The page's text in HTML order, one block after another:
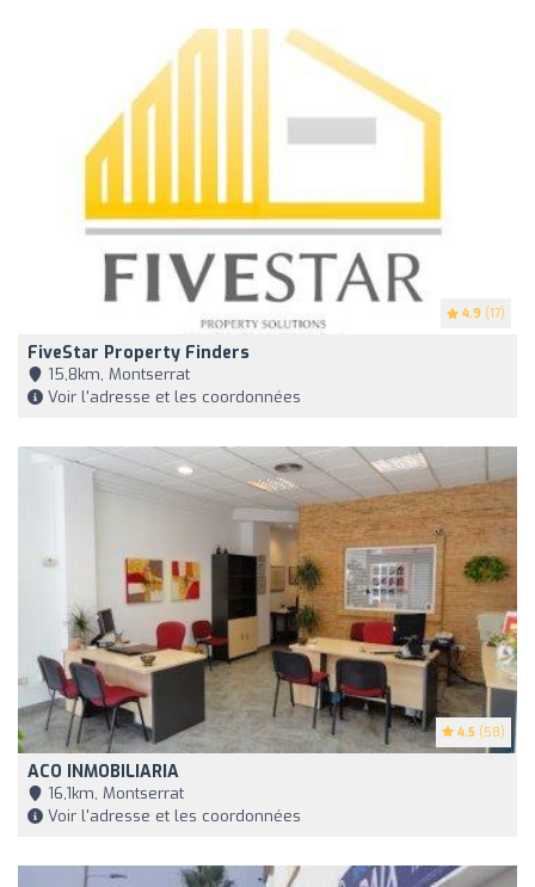
4.9 (17)
FiveStar Property Finders
15,8km, Montserrat
Voir l'adresse et les coordonnées
4.5 (58)
ACO INMOBILIARIA
16,1km, Montserrat
Voir l'adresse et les coordonnées